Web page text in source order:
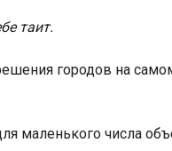
таит.
городов на
маленького числа